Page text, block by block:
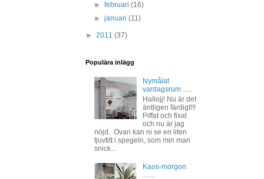
►februari(16)
►januari(11)
► 2011 (37)
Populära inlägg
Nymålat
vardagsrum .....
Hallojj! Nu är det
äntligen färdigt!!!
Piffat och fixat
och nu är jag
nöjd. Ovan kan ni se en liten
tjuvtitt i spegeln, som min man
snick...
Kaos-morgon